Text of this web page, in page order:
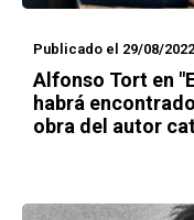
Publicado el 29/08/2022
Alfonso Tort en
habrá
obra del autor